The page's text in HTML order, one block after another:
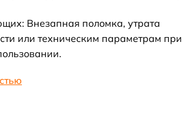
Внезапная поломка, утрата
или техническим параметрам при